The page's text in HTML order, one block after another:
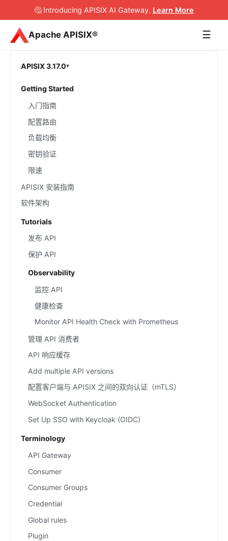
🤔 Introducing APISIX AI Gateway. Learn More
Apache APISIX® ☰
APISIX 3.17.0
Getting Started
入门指南
配置路由
负载均衡
密钥验证
限速
APISIX 安装指南
软件架构
Tutorials
发布 API
保护 API
Observability
监控 API
健康检查
Monitor API Health Check with Prometheus
管理 API 消费者
API 响应缓存
Add multiple API versions
配置客户端与 APISIX 之间的双向认证（mTLS）
WebSocket Authentication
Set Up SSO with Keycloak (OIDC)
Terminology
API Gateway
Consumer
Consumer Groups
Credential
Global rules
Plugin